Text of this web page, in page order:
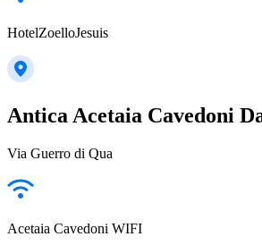
HotelZoelloJesuis
Antica Acetaia Cavedoni
Via Guerro di Qua
Acetaia Cavedoni WIFI